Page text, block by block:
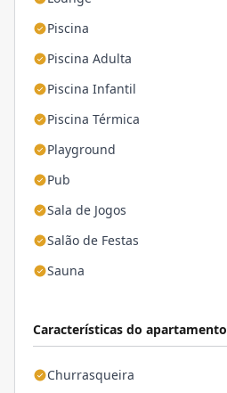
Piscina
Piscina Adulta
Piscina Infantil
Piscina Térmica
Playground
Pub
Sala de Jogos
Salão de Festas
Sauna
Características do apartamento
Churrasqueira